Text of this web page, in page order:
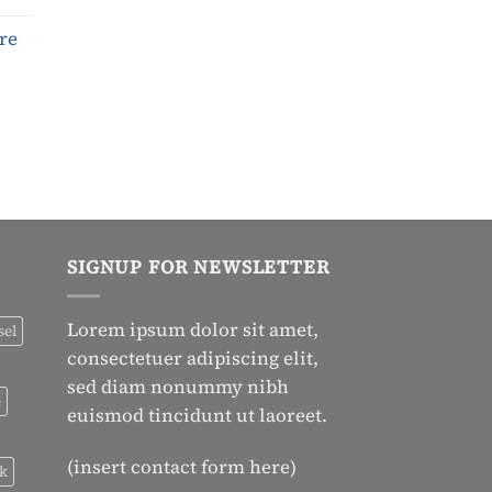
SIGNUP FOR NEWSLETTER
Lorem ipsum dolor sit amet,
consectetuer adipiscing elit,
sed diam nonummy nibh
euismod tincidunt ut laoreet.
(insert contact form here)